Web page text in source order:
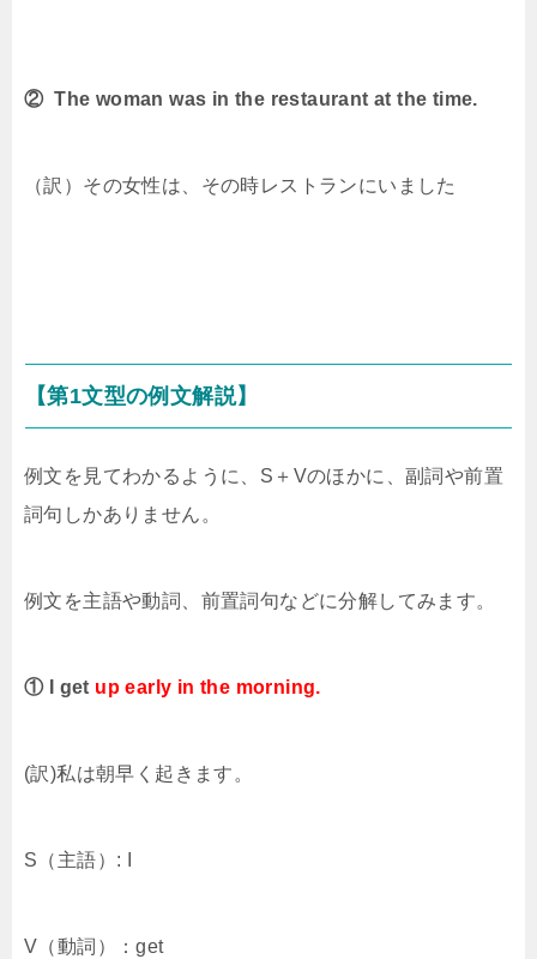
② The woman was in the restaurant at the time.
（訳）その女性は、その時レストランにいました
【第1文型の例文解説】
例文を見てわかるように、S＋Vのほかに、副詞や前置
詞句しかありません。
例文を主語や動詞、前置詞句などに分解してみます。
① I get up early in the morning.
(訳)私は朝早く起きます。
S（主語）: I
V（動詞）：get